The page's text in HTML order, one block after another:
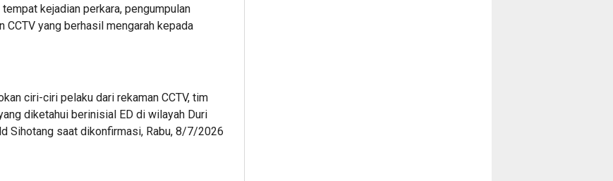
kejadian perkara, pengumpulan
yang berhasil mengarah kepada
ciri-ciri pelaku dari rekaman CCTV, tim
diketahui berinisial ED di wilayah Duri
Sihotang saat dikonfirmasi, Rabu, 8/7/2026